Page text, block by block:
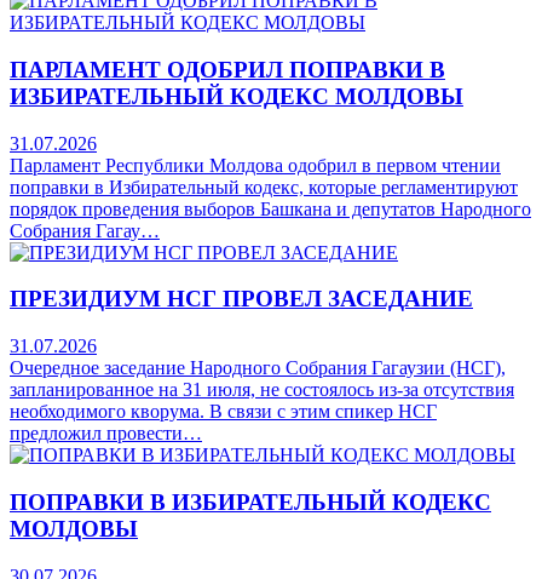
ПАРЛАМЕНТ ОДОБРИЛ ПОПРАВКИ В
ИЗБИРАТЕЛЬНЫЙ КОДЕКС МОЛДОВЫ
31.07.2026
Парламент Республики Молдова одобрил в первом чтении
поправки в Избирательный кодекс, которые регламентируют
порядок проведения выборов Башкана и депутатов Народного
Собрания Гагау…
ПРЕЗИДИУМ НСГ ПРОВЕЛ ЗАСЕДАНИЕ
31.07.2026
Очередное заседание Народного Собрания Гагаузии (НСГ),
запланированное на 31 июля, не состоялось из-за отсутствия
необходимого кворума. В связи с этим спикер НСГ
предложил провести…
ПОПРАВКИ В ИЗБИРАТЕЛЬНЫЙ КОДЕКС
МОЛДОВЫ